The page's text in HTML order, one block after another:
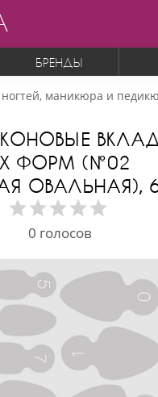
БРЕНДЫ
ногтей, маникюра и
ФОРМ (№02
ОВАЛЬНАЯ),
0 голосов